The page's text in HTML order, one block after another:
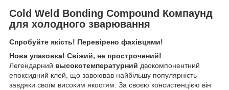
Cold Weld Bonding Compound Компаунд
для холодного зварювання
Спробуйте якість! Перевірено фахівцями!
Нова упаковка! Свіжий, не прострочений!
Легендарний высокотемпературний двокомпонентний
епоксидний клей, що завоював найбільшу популярність
завдяки своїм високим якостям. За своєю консистенцією він